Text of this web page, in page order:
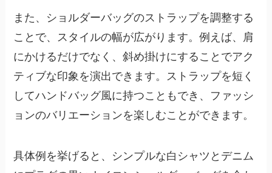
また、ショルダーバッグのストラップを調整する
ことで、スタイルの幅が広がります。例えば、肩
にかけるだけでなく、斜め掛けにすることでアク
ティブな印象を演出できます。ストラップを短く
してハンドバッグ風に持つこともでき、ファッシ
ョンのバリエーションを楽しむことができます。
具体例を挙げると、シンプルな白シャツとデニム